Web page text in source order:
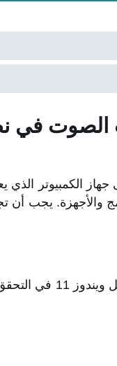
في
الكمبيوتر الذي
والأجهزة. يجب
تتمثل الخطوة الأولى في حل مشكلة عدم